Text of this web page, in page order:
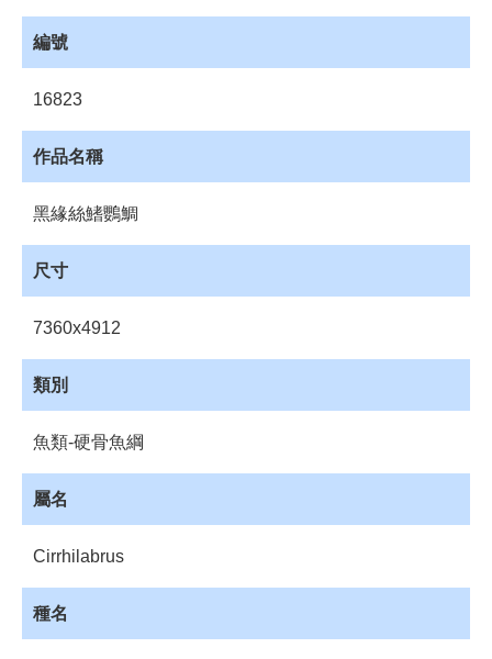
網
站
購
車
載
資
理
藏
登
編號
16823
作品名稱
黑緣絲鰭鸚鯛
尺寸
7360x4912
類別
魚類-硬骨魚綱
屬名
Cirrhilabrus
種名